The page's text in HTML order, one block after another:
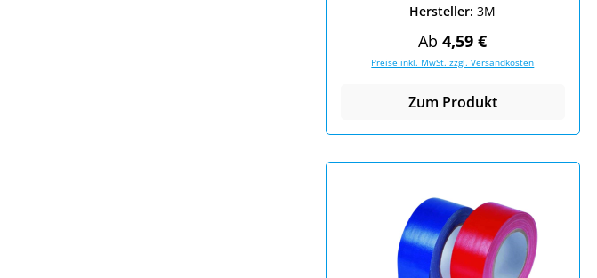
Hersteller:3M
Regulärer Preis:
Ab4,59 €
Preise inkl. MwSt. zzgl. Versandkosten
Zum Produkt